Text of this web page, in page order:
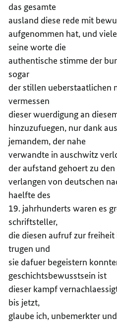
das gesamte
ausland diese rede mit
aufgenommen hat, und
seine worte die
authentische stimme der
sogar
der stillen ueberstaatlichen
vermessen
dieser wuerdigung an
hinzuzufuegen, nur dank
jemandem, der nahe
verwandte in auschwitz
der aufstand gehoert zu
verlangen von deutschen
haelfte des
19. jahrhunderts waren es
schriftsteller,
die diesen aufruf zur
trugen und
sie dafuer begeistern
geschichtsbewusstsein ist
dieser kampf
bis jetzt,
glaube ich, unbemerkter